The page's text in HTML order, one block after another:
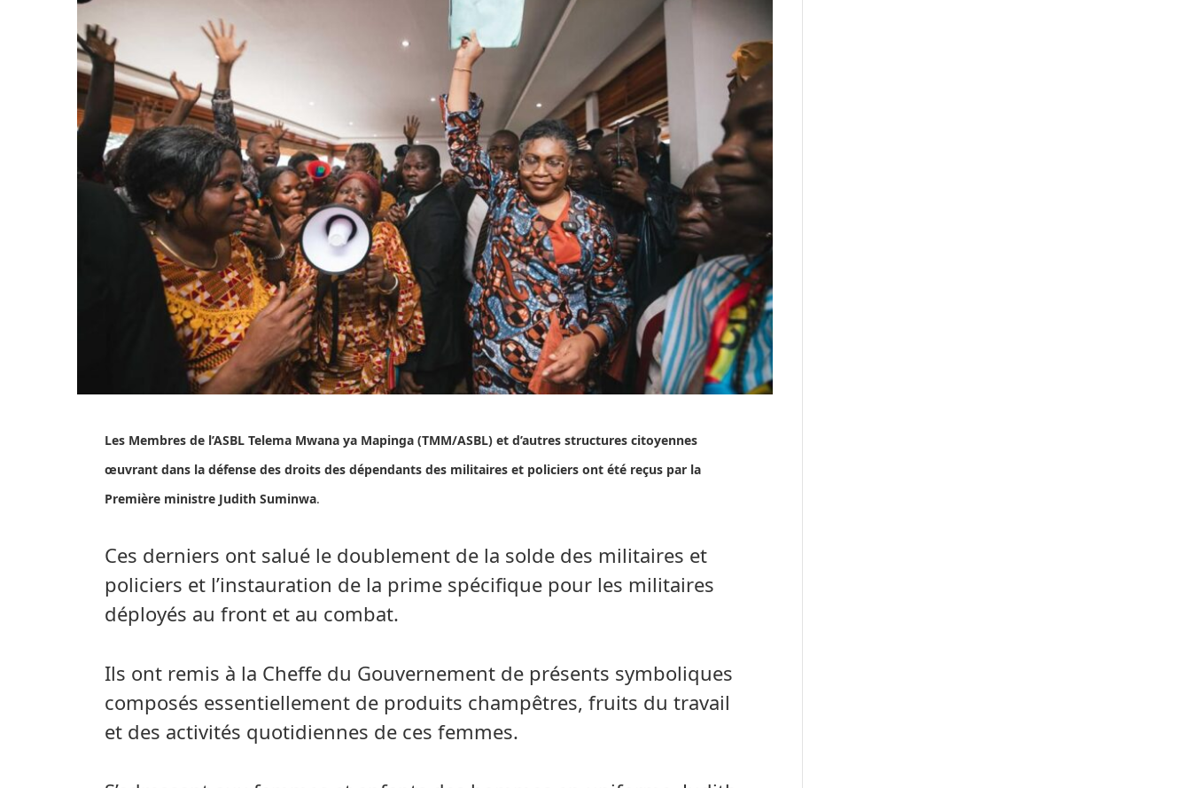
Les Membres de l’ASBL Telema Mwana ya Mapinga (TMM/ASBL) et d’autres structures citoyennes
œuvrant dans la défense des droits des dépendants des militaires et policiers ont été reçus par la
Première ministre Judith Suminwa.
Ces derniers ont salué le doublement de la solde des militaires et
policiers et l’instauration de la prime spécifique pour les militaires
déployés au front et au combat.
Ils ont remis à la Cheffe du Gouvernement de présents symboliques
composés essentiellement de produits champêtres, fruits du travail
et des activités quotidiennes de ces femmes.